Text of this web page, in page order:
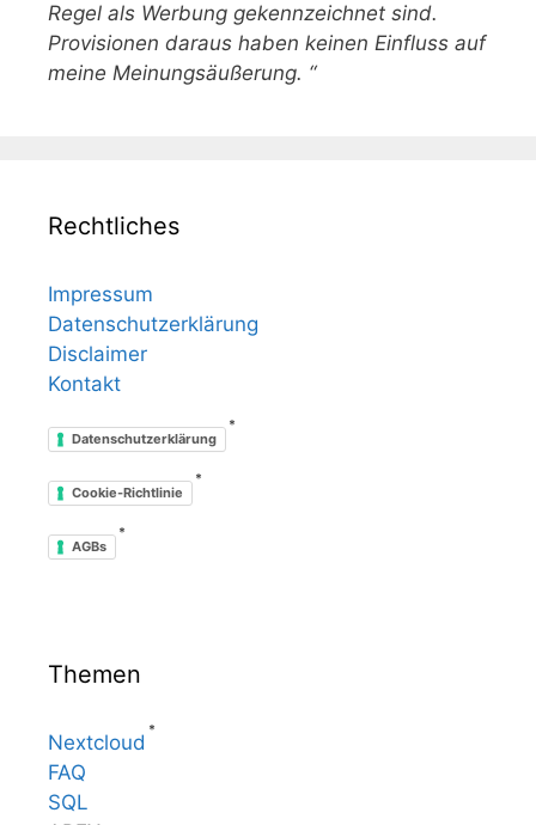
Regel als Werbung gekennzeichnet sind.
Provisionen daraus haben keinen Einfluss auf
meine Meinungsäußerung. “
Rechtliches
Impressum
Datenschutzerklärung
Disclaimer
Kontakt
Datenschutzerklärung
*
Cookie-Richtlinie
*
AGBs
*
Themen
Nextcloud
*
FAQ
SQL